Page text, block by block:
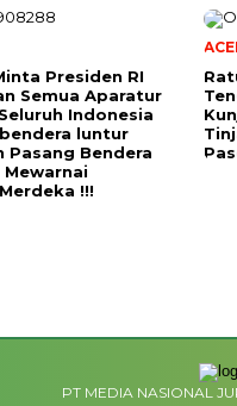
Presiden RI
Semua Aparatur
Indonesia
luntur
Pasang Bendera
Mewarnai
!!!
PT MEDIA NASIONAL